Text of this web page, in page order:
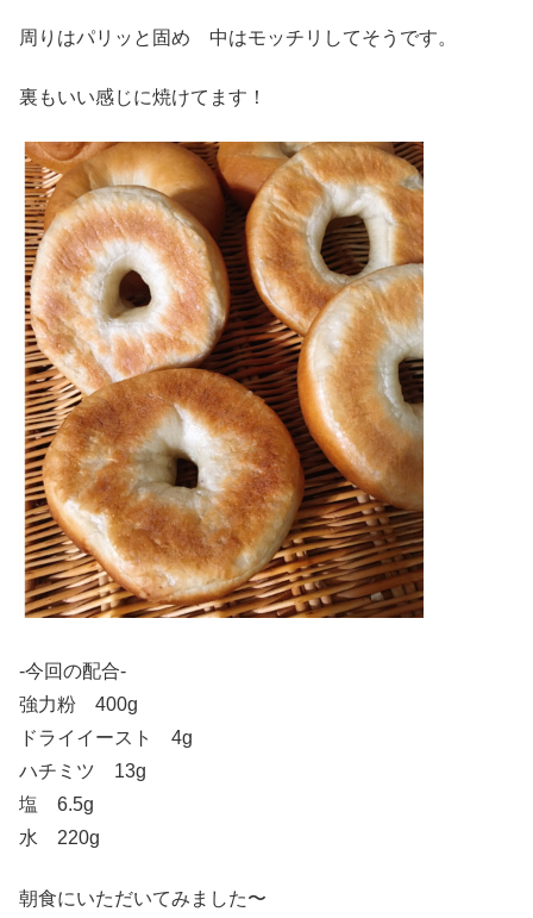
周りはパリッと固め 中はモッチリしてそうです。
裏もいい感じに焼けてます！
-今回の配合-
強力粉 400g
ドライイースト 4g
ハチミツ 13g
塩 6.5g
水 220g
朝食にいただいてみました〜